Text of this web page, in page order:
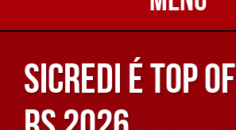
Sicredi é Top